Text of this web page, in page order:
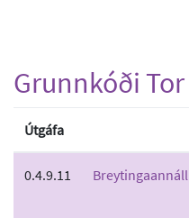
Grunnkóði Tor
Útgáfa
0.4.9.11 Breytingaannáll